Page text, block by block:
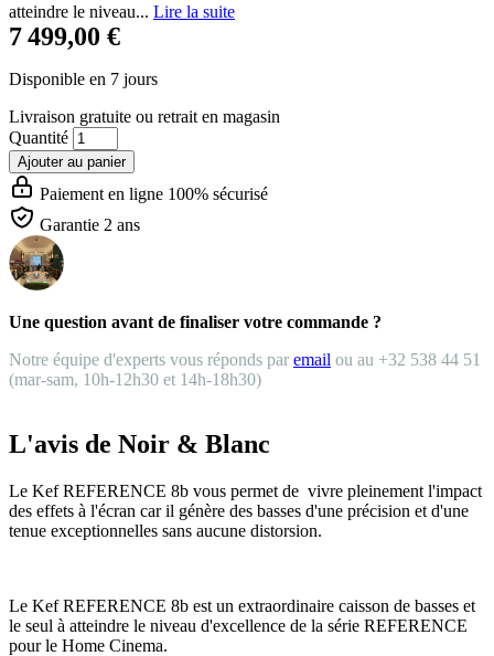
atteindre le niveau... Lire la suite
7 499,00 €
Disponible en 7 jours
Livraison gratuite ou retrait en magasin
Quantité
Ajouter au panier
Paiement en ligne 100% sécurisé
Garantie 2 ans
Une question avant de finaliser votre commande ?
Notre équipe d'experts vous réponds par email ou au +32 538 44 51
(mar-sam, 10h-12h30 et 14h-18h30)
L'avis de Noir & Blanc
Le Kef REFERENCE 8b vous permet de vivre pleinement l'impact
des effets à l'écran car il génère des basses d'une précision et d'une
tenue exceptionnelles sans aucune distorsion.
Le Kef REFERENCE 8b est un extraordinaire caisson de basses et
le seul à atteindre le niveau d'excellence de la série REFERENCE
pour le Home Cinema.